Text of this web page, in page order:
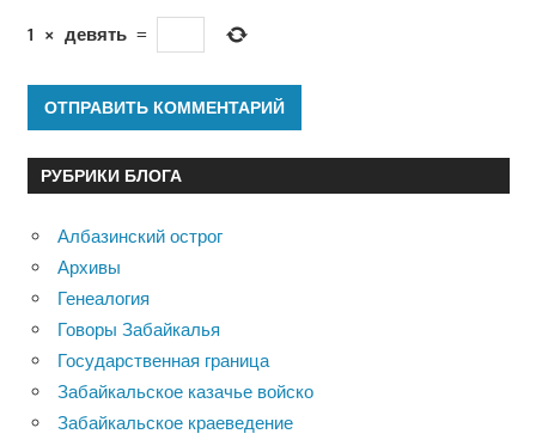
1 × девять =
РУБРИКИ БЛОГА
Албазинский острог
Архивы
Генеалогия
Говоры Забайкалья
Государственная граница
Забайкальское казачье войско
Забайкальское краеведение